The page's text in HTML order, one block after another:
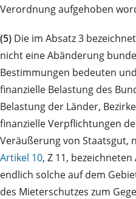
Verordnung aufgehoben
(5) Die im Absatz 3
nicht eine Abänderung
Bestimmungen bedeuten
finanzielle Belastung des
Belastung der Länder,
finanzielle Verpflichtungen
Veräußerung von Staatsgut,
Artikel 10, Z 11,
endlich solche auf dem
des Mieterschutzes zum